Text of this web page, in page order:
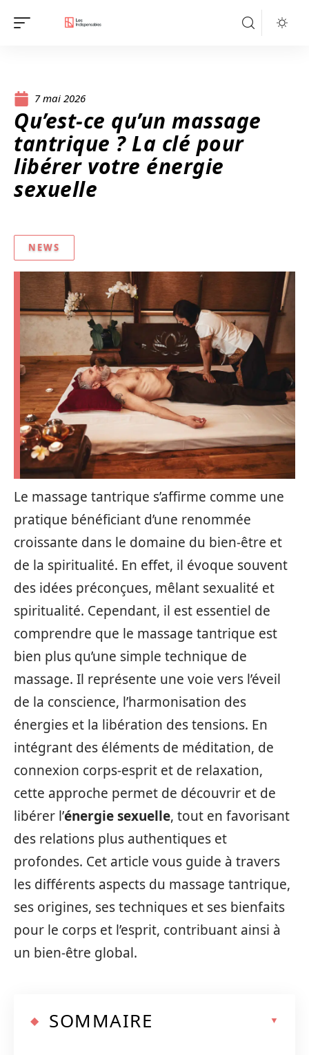
7 mai 2026
Qu’est-ce qu’un massage
tantrique ? La clé pour
libérer votre énergie
sexuelle
NEWS
Le massage tantrique s’affirme comme une
pratique bénéficiant d’une renommée
croissante dans le domaine du bien-être et
de la spiritualité. En effet, il évoque souvent
des idées préconçues, mêlant sexualité et
spiritualité. Cependant, il est essentiel de
comprendre que le massage tantrique est
bien plus qu’une simple technique de
massage. Il représente une voie vers l’éveil
de la conscience, l’harmonisation des
énergies et la libération des tensions. En
intégrant des éléments de méditation, de
connexion corps-esprit et de relaxation,
cette approche permet de découvrir et de
libérer l’énergie sexuelle, tout en favorisant
des relations plus authentiques et
profondes. Cet article vous guide à travers
les différents aspects du massage tantrique,
ses origines, ses techniques et ses bienfaits
pour le corps et l’esprit, contribuant ainsi à
un bien-être global.
SOMMAIRE